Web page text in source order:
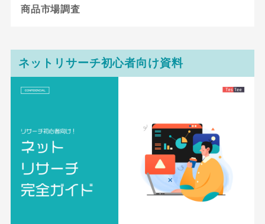
商品市場調査
ネットリサーチ初心者向け資料